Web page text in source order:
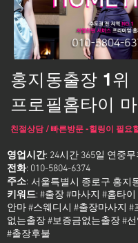
홍지동출장 1위
프로필홈타이
친절상담 / 빠른방문 -힐링이 필요
영업시간: 24시간 365일 연중무
전화: 010-5804-6374
주소:
키워드: #출장 #마사지 #홈타
안마 #스웨디시 #출장마사지 #
없는출장 #보증금없는출장 #
#출장후불
서울특별시 종로구 홍지